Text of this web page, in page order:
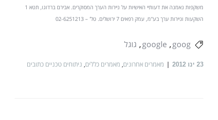
משקפות נאמנה את דעותיי האישיות על ניירות הערך המסוקרים. אבירם ברדוגו, תטא 1
השקעות וניירות ערך בע"מ, עמק רפאים 7 ירושלים. טל' – 02-6251213
goog
google גוגל
23 ינו 2012 מאמרים אחרונים, מאמרים כללים, ניתוחים טכניים כתובים